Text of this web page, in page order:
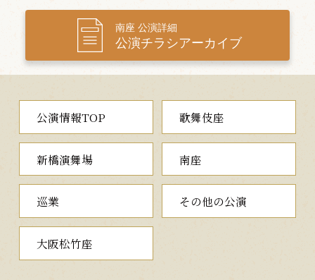
場所に現れた久松。お染も駕籠で久松の元へ向かいますが、実は
駕籠屋はお染を連れ去ろうとする魂胆。ひと悶着ののち、お染は
なんとか抜け出します。
続いて、許嫁の久松を奪われ正気を失った様子で現れたお光
に、船頭と女猿廻しが声をかけますが、虚ろなお光は男の方を久
折からそこへ、鬼門の喜兵衛が現れ、お染と久松の行く手を阻
みます。しかし、土手のお六が、故主への御恩のためお染と久松
を手助けし、ようやく二人は手を取り合うことができたのでし
た。
舞踊仕立ての『於染久松色読販』を、5役早替りでお楽しみいた
だきます。松プログラム、桜プログラムでの演出の違いもお楽し
桜プログラム
南座 公演詳細
公演チラシアーカイブ
公演情報TOP 歌舞伎座
新橋演舞場 南座
巡業 その他の公演
大阪松竹座